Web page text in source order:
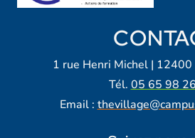
1 rue Henri Michel |
Tél. 05 65 98
Email :